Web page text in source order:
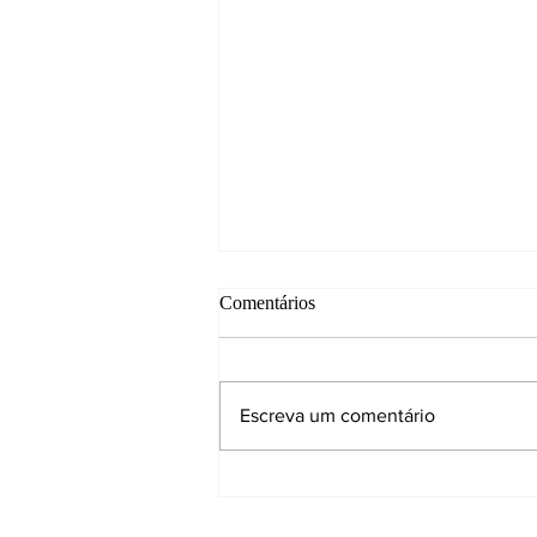
Comentários
Escreva um comentário